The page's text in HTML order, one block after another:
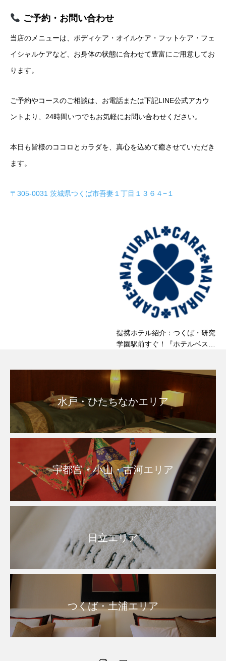
ご予約・お問い合わせ
当店のメニューは、ボディケア・オイルケア・フットケア・フェ
イシャルケアなど、お身体の状態に合わせて豊富にご用意してお
ります。
ご予約やコースのご相談は、お電話または下記LINE公式アカウ
ントより、24時間いつでもお気軽にお問い合わせください。
本日も皆様のココロとカラダを、真心を込めて癒させていただき
ます。
〒305-0031 茨城県つくば市吾妻１丁目１３６４−１
提携ホテル紹介：つくば・研究
学園駅前すぐ！『ホテルベスト
水戸・ひたちなかエリア
宇都宮・小山・古河エリア
日立エリア
つくば・土浦エリア